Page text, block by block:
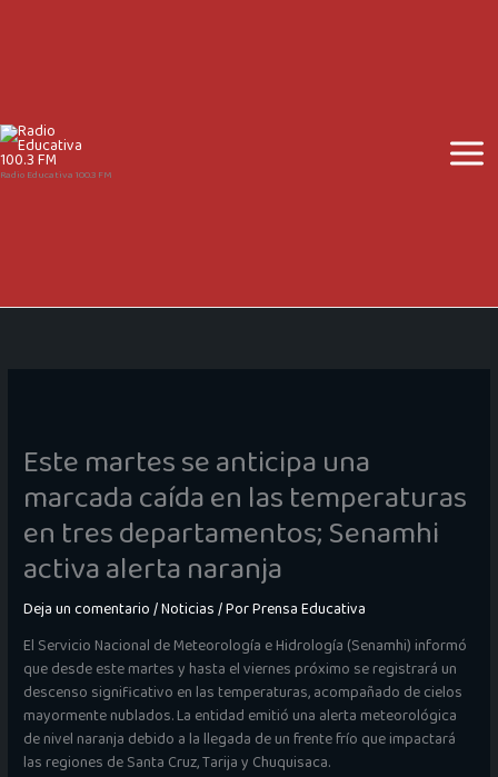
Radio Educativa 100.3 FM
Este martes se anticipa una
marcada caída en las temperaturas
en tres departamentos; Senamhi
activa alerta naranja
Deja un comentario/Noticias/ PorPrensa Educativa
El Servicio Nacional de Meteorología e Hidrología (Senamhi) informó
que desde este martes y hasta el viernes próximo se registrará un
descenso significativo en las temperaturas, acompañado de cielos
mayormente nublados. La entidad emitió una alerta meteorológica
de nivel naranja debido a la llegada de un frente frío que impactará
las regiones de Santa Cruz, Tarija y Chuquisaca.